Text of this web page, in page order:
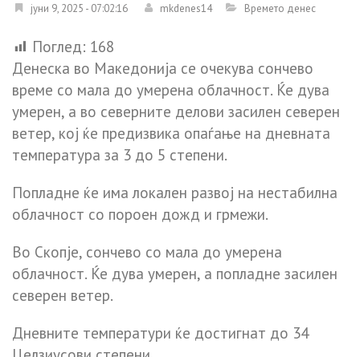
јуни 9, 2025 - 07:02:16 mkdenes14 Времето денес
Поглед: 168
Денеска во Македонија се очекува сончево
време со мала до умерена облачност. Ќе дува
умерен, а во северните делови засилен северен
ветер, кој ќе предизвика опаѓање на дневната
температура за 3 до 5 степени.
Попладне ќе има локален развој на нестабилна
облачност со пороен дожд и грмежи.
Во Скопје, сончево со мала до умерена
облачност. Ќе дува умерен, а попладне засилен
северен ветер.
Дневните температури ќе достигнат до 34